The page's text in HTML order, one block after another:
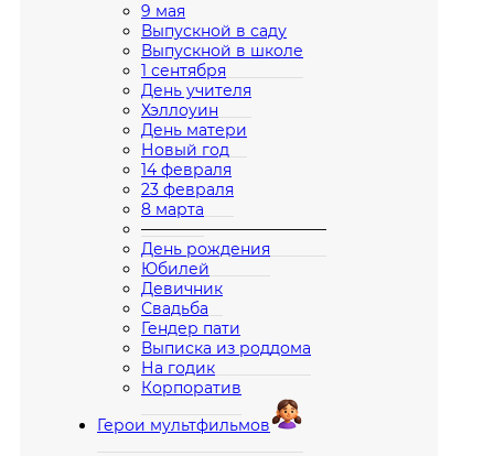
9 мая
Выпускной в саду
Выпускной в школе
1 сентября
День учителя
Хэллоуин
День матери
Новый год
14 февраля
23 февраля
8 марта
————————————
День рождения
Юбилей
Девичник
Свадьба
Гендер пати
Выписка из роддома
На годик
Корпоратив
Герои мультфильмов